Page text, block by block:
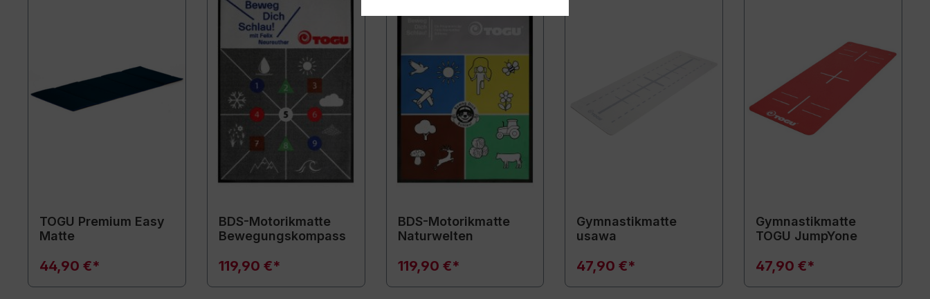
TOGU Premium Easy
Matte
44,90 €*
BDS-Motorikmatte
Bewegungskompass
119,90 €*
BDS-Motorikmatte
Naturwelten
119,90 €*
Gymnastikmatte
usawa
47,90 €*
Gymnastikmatte
TOGU JumpYone
47,90 €*